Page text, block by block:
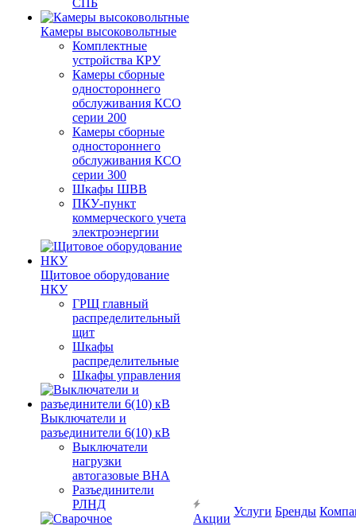
СПБ
Камеры высоковольтные
Комплектные
устройства КРУ
Камеры сборные
одностороннего
обслуживания КСО
серии 200
Камеры сборные
одностороннего
обслуживания КСО
серии 300
Шкафы ШВВ
ПКУ-пункт
коммерческого учета
электроэнергии
Щитовое оборудование
НКУ
ГРЩ главный
распределительный
щит
Шкафы
распределительные
Шкафы управления
Выключатели и
разъединители 6(10) кВ
Выключатели
нагрузки
автогазовые ВНА
Разъединители
РЛНД
Акции
Услуги Бренды